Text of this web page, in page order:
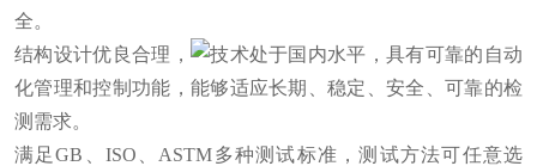
全。
结构设计优良合理，
技术处于国内水平，具有可靠的自动
化管理和控制功能，能够适应长期、稳定、安全、可靠的检
测需求。
满足GB、ISO、ASTM多种测试标准，测试方法可任意选